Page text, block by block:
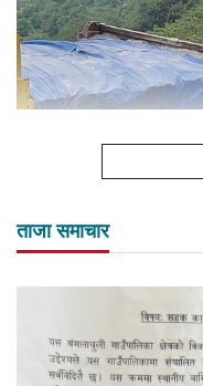
ताजा समाचार